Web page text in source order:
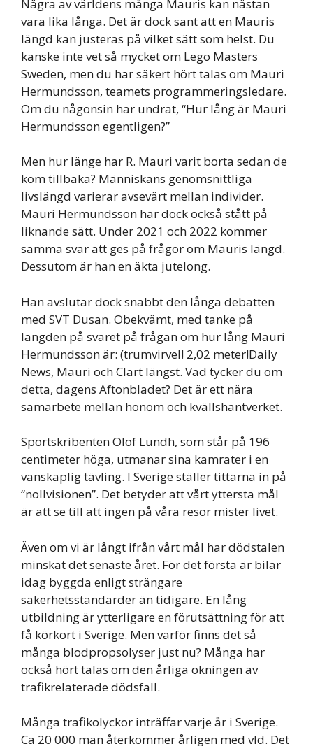
Några av världens många Mauris kan nästan
vara lika långa. Det är dock sant att en Mauris
längd kan justeras på vilket sätt som helst. Du
kanske inte vet så mycket om Lego Masters
Sweden, men du har säkert hört talas om Mauri
Hermundsson, teamets programmeringsledare.
Om du någonsin har undrat, “Hur lång är Mauri
Hermundsson egentligen?”
Men hur länge har R. Mauri varit borta sedan de
kom tillbaka? Människans genomsnittliga
livslängd varierar avsevärt mellan individer.
Mauri Hermundsson har dock också stått på
liknande sätt. Under 2021 och 2022 kommer
samma svar att ges på frågor om Mauris längd.
Dessutom är han en äkta jutelong.
Han avslutar dock snabbt den långa debatten
med SVT Dusan. Obekvämt, med tanke på
längden på svaret på frågan om hur lång Mauri
Hermundsson är: (trumvirvel! 2,02 meter!Daily
News, Mauri och Clart längst. Vad tycker du om
detta, dagens Aftonbladet? Det är ett nära
samarbete mellan honom och kvällshantverket.
Sportskribenten Olof Lundh, som står på 196
centimeter höga, utmanar sina kamrater i en
vänskaplig tävling. I Sverige ställer tittarna in på
“nollvisionen”. Det betyder att vårt yttersta mål
är att se till att ingen på våra resor mister livet.
Även om vi är långt ifrån vårt mål har dödstalen
minskat det senaste året. För det första är bilar
idag byggda enligt strängare
säkerhetsstandarder än tidigare. En lång
utbildning är ytterligare en förutsättning för att
få körkort i Sverige. Men varför finns det så
många blodpropsolyser just nu? Många har
också hört talas om den årliga ökningen av
trafikrelaterade dödsfall.
Många trafikolyckor inträffar varje år i Sverige.
Ca 20 000 man återkommer årligen med vld. Det